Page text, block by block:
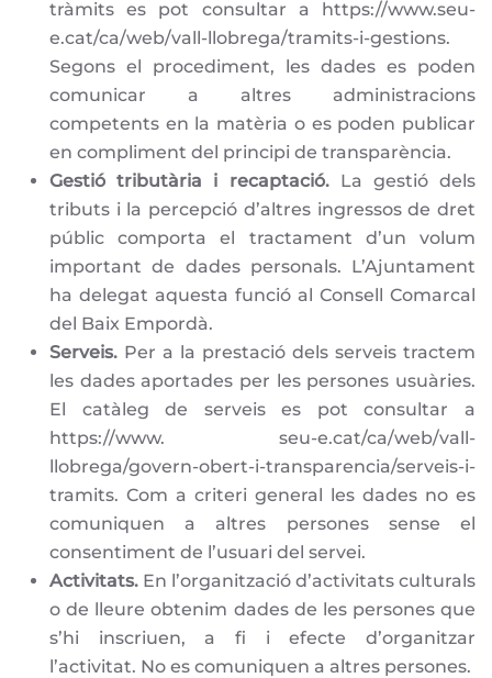
tràmits es pot consultar a https://www.seu-
e.cat/ca/web/vall-llobrega/tramits-i-gestions.
Segons el procediment, les dades es poden
comunicar a altres administracions
competents en la matèria o es poden publicar
en compliment del principi de transparència.
Gestió tributària i recaptació.La gestió dels
tributs i la percepció d’altres ingressos de dret
públic comporta el tractament d’un volum
important de dades personals. L’Ajuntament
ha delegat aquesta funció al Consell Comarcal
del Baix Empordà.
Serveis. Per a la prestació dels serveis tractem
les dades aportades per les persones usuàries.
El catàleg de serveis es pot consultar a
https://www. seu-e.cat/ca/web/vall-
llobrega/govern-obert-i-transparencia/serveis-i-
tramits. Com a criteri general les dades no es
comuniquen a altres persones sense el
consentiment de l’usuari del servei.
Activitats. En l’organització d’activitats culturals
o de lleure obtenim dades de les persones que
s’hi inscriuen, a fi i efecte d’organitzar
l’activitat. No es comuniquen a altres persones.